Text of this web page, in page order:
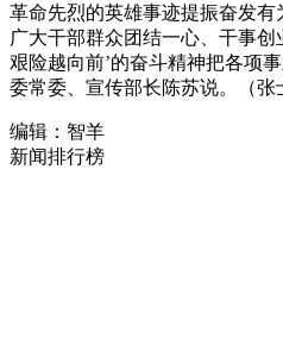
革命先烈的英雄事迹提振奋发
广大干部群众团结一心、干事创
艰险越向前’的奋斗精神把各项
委常委、宣传部长陈苏说。（张
编辑：智羊
新闻排行榜